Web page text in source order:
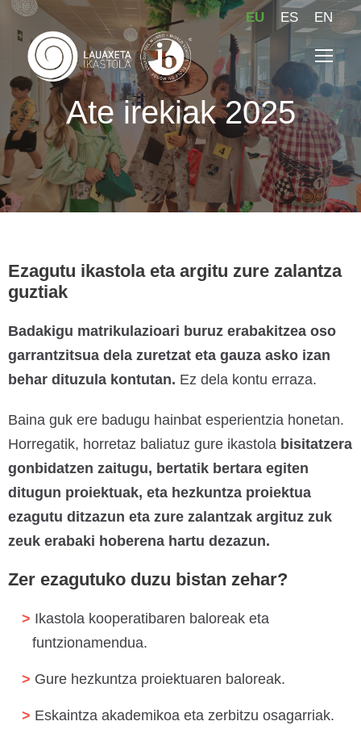
EU ES EN
Ate irekiak 2025
Ezagutu ikastola eta argitu zure zalantza
guztiak
Badakigu matrikulazioari buruz erabakitzea oso
garrantzitsua dela zuretzat eta gauza asko izan
behar dituzula kontutan. Ez dela kontu erraza.
Baina guk ere badugu hainbat esperientzia honetan.
Horregatik, horretaz baliatuz gure ikastola bisitatzera
gonbidatzen zaitugu, bertatik bertara egiten
ditugun proiektuak, eta hezkuntza proiektua
ezagutu ditzazun eta zure zalantzak argituz zuk
zeuk erabaki hoberena hartu dezazun.
Zer ezagutuko duzu bistan zehar?
Ikastola kooperatibaren baloreak eta
funtzionamendua.
Gure hezkuntza proiektuaren baloreak.
Eskaintza akademikoa eta zerbitzu osagarriak.